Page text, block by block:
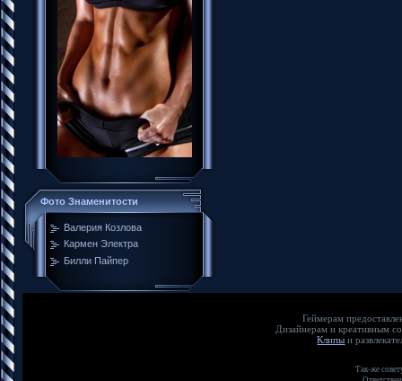
Фото Знаменитости
Валерия Козлова
Кармен Электра
Билли Пайпер
Геймерам
Дизайнерам и
Клипы
и
Так-же